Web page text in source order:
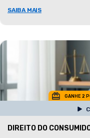
SAIBA MAIS
GANHE 2
DIREITO DO